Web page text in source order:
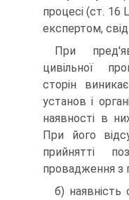
процесі (ст.
експертом,
При
цивільної
сторін
установ і
наявності в
При його
прийнятті
провадження з
б) наявність